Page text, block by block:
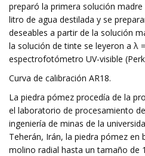
preparó la primera solución
litro de agua destilada y se
deseables a partir de la solución
la solución de tinte se leyeron a λ
espectrofotómetro UV-visible
Curva de calibración AR18.
La piedra pómez procedía de la
el laboratorio de procesamiento
ingeniería de minas de la
Teherán, Irán, la piedra pómez
molino radial hasta un tamaño de